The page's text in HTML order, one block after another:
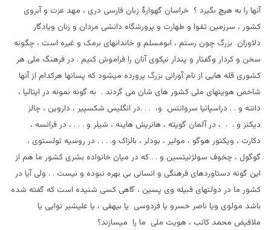
آنها را به هیچ بگیرد ؟ خراسان گهوارۀ زبان فارسی دری ، مهد عزت و آبروی
کشور ، سرزمین تقوا و طهارت و پرورشگاه دانشی مردان و زنان ویادگار
دلاوران بزرگ چون رستم ، ابومسلم و خاندانهای برمک و غیره است ، چگونه
سخن و کردار وگفتار و پندار نیکوی آنان را فراموش کنیم . در فرهنگ ملی هر
کشوری قله هایی از نام آورانی بزرگ پرورده میشود که پسانها هرکدام از آنها
شاخص هویتهای ملی کشور های شان می گردند . به گونه نمونه در ایتالیا ،
دانته و . . دراسپانیا سروانتس و، . . .در انگلیس شکسپیر ، داروین ، چالز
دیکنز و . . ، در آلمان گویته ، هانریش هاینه ، شیلر و . . . ، در فرانسه ،
دکارت ، ویکتور هوگو ، مولیر ، بودلر ، بالزاک و. . . . در روسیه تولستوی ،
گوگول ، چخوف سولژنیتسین و . . که در میان خانواده بشری کشور ما هم از
این گونه دستاوردهای فرهنگی و انسانی بی بهره نبوده و نیست . . ولی آیا در
کشور ما در دولتهای قبیله وی پسین ، گاهی کسی شنیده است که گفته شده
باشد مولوی ویا ناصر خسرو یا فردوسی یا بیهقی ، یا علیشیر نوایی یا
ملافیض محمد کاتب ، هویت ملی ما را میسازند؟